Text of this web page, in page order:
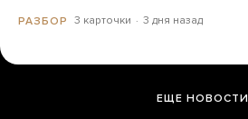
РАЗБОР 3 карточки 3 дня назад
ЕЩЕ НОВОСТИ